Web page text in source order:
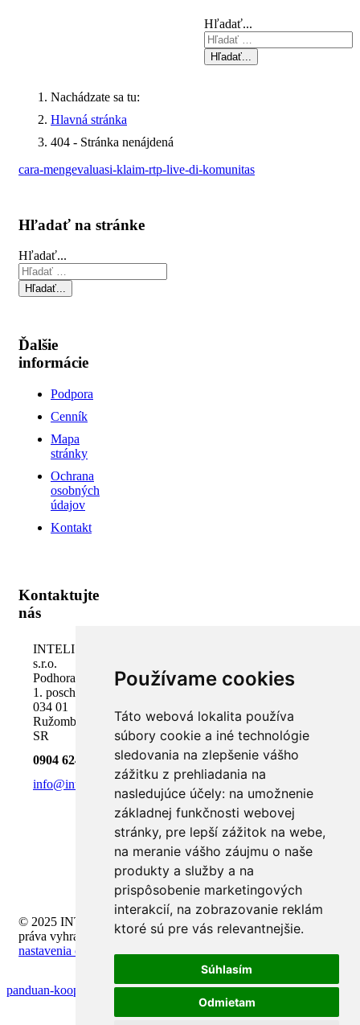
Používame cookies
Táto webová lokalita používa
súbory cookie a iné technológie
sledovania na zlepšenie vášho
zážitku z prehliadania na
nasledujúce účely: na umožnenie
základnej funkčnosti webovej
stránky, pre lepší zážitok na webe,
na meranie vášho záujmu o naše
produkty a služby a na
prispôsobenie marketingových
interakcií, na zobrazovanie reklám
ktoré sú pre vás relevantnejšie.
Súhlasím
Odmietam
Hľadať...
Hľadať...
Nachádzate sa tu:
Hlavná stránka
404 - Stránka nenájdená
cara-mengevaluasi-klaim-rtp-live-di-komunitas
Hľadať na stránke
Hľadať...
Hľadať...
Ďalšie
informácie
Podpora
Cenník
Mapa
stránky
Ochrana
osobných
údajov
Kontakt
Kontaktujte
nás
INTELI.SK,
s.r.o.
Podhora 18,
1. poschodie
034 01
Ružomberok,
SR
0904 624 918
info@inteli.sk
© 2025 INTELI.SK, s.r.o., všetky
práva vyhradené -
upraviť
nastavenia cookies
panduan-kooperatif-multiplayer-untuk-pemula